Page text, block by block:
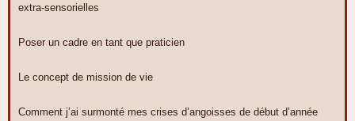
extra-sensorielles
Poser un cadre en tant que praticien
Le concept de mission de vie
Comment j’ai surmonté mes crises d’angoisses de début d’année